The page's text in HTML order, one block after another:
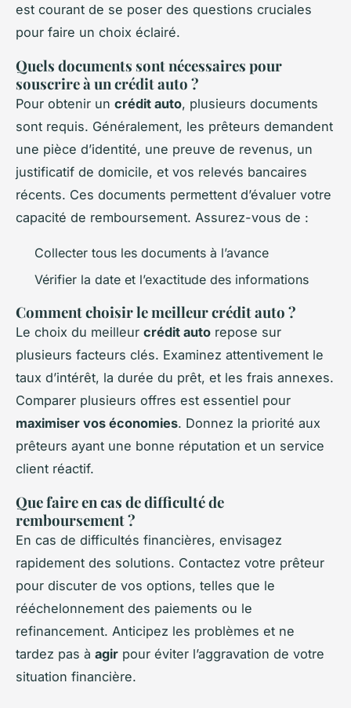
est courant de se poser des questions cruciales
pour faire un choix éclairé.
Quels documents sont nécessaires pour
souscrire à un crédit auto ?
Pour obtenir un crédit auto, plusieurs documents
sont requis. Généralement, les prêteurs demandent
une pièce d’identité, une preuve de revenus, un
justificatif de domicile, et vos relevés bancaires
récents. Ces documents permettent d’évaluer votre
capacité de remboursement. Assurez-vous de :
Collecter tous les documents à l’avance
Vérifier la date et l’exactitude des informations
Comment choisir le meilleur crédit auto ?
Le choix du meilleur crédit auto repose sur
plusieurs facteurs clés. Examinez attentivement le
taux d’intérêt, la durée du prêt, et les frais annexes.
Comparer plusieurs offres est essentiel pour
maximiser vos économies. Donnez la priorité aux
prêteurs ayant une bonne réputation et un service
client réactif.
Que faire en cas de difficulté de
remboursement ?
En cas de difficultés financières, envisagez
rapidement des solutions. Contactez votre prêteur
pour discuter de vos options, telles que le
rééchelonnement des paiements ou le
refinancement. Anticipez les problèmes et ne
tardez pas à agir pour éviter l’aggravation de votre
situation financière.